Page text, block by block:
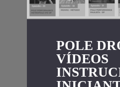
POLE
VÍDEOS